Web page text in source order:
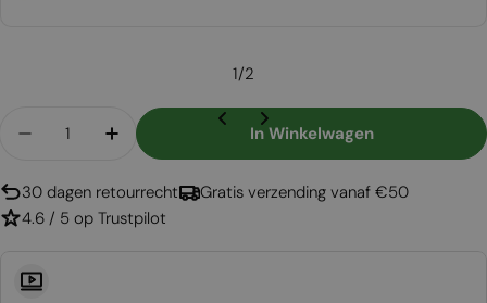
1/2
Aantal Verlagen Voor Foco Room Divider 1100
Aantal Verhogen Voor Foco Room
In Winkelwagen
30 dagen retourrecht
Gratis verzending vanaf €50
4.6 / 5 op Trustpilot